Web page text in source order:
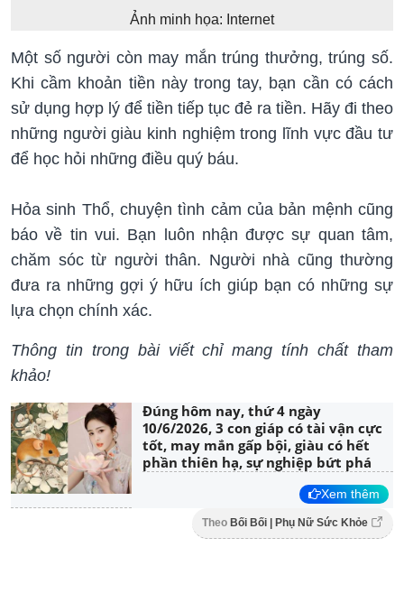
Ảnh minh họa: Internet
Một số người còn may mắn trúng thưởng, trúng số.
Khi cầm khoản tiền này trong tay, bạn cần có cách
sử dụng hợp lý để tiền tiếp tục đẻ ra tiền. Hãy đi theo
những người giàu kinh nghiệm trong lĩnh vực đầu tư
để học hỏi những điều quý báu.
Hỏa sinh Thổ, chuyện tình cảm của bản mệnh cũng
báo về tin vui. Bạn luôn nhận được sự quan tâm,
chăm sóc từ người thân. Người nhà cũng thường
đưa ra những gợi ý hữu ích giúp bạn có những sự
lựa chọn chính xác.
Thông tin trong bài viết chỉ mang tính chất tham
khảo!
Đúng hôm nay, thứ 4 ngày
10/6/2026, 3 con giáp có tài vận cực
tốt, may mắn gấp bội, giàu có hết
phần thiên hạ, sự nghiệp bứt phá
Xem thêm
Theo Bối Bối | Phụ Nữ Sức Khỏe